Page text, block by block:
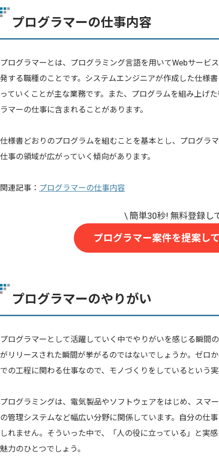
プログラマーの仕事内容
プログラマーとは、プログラミング言語を用いてWebサービ
発する職種のことです。システムエンジニアが作成した仕様
っていくことが主な業務です。また、プログラムを組み上げ
ラマーの仕事に含まれることがあります。
仕様書どおりのプログラムを組むことを基本とし、プログラ
仕事の領域が広がっていく傾向があります。
関連記事： プログラマーの仕事内容
プログラマー案件を提案し
プログラマーのやりがい
プログラマーとして活躍していく中でやりがいを感じる瞬間
がリリースされた瞬間が挙がるのではないでしょうか。ゼロ
での工程に関わる仕事なので、モノづくりをしているという
プログラミングは、電気製品やソフトウェアをはじめ、スマ
の管理システムなど幅広い分野に関係しています。自分の仕
しれません。そういった中で、「人の役に立っている」と実
魅力のひとつでしょう。